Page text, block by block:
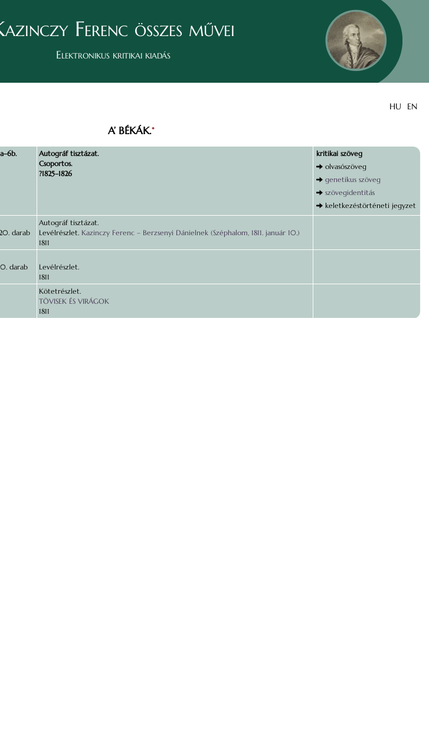
Ferenc összes művei
Elektronikus kritikai kiadás
HU EN
A’ BÉKÁK.*
Autográf tisztázat.
Csoportos.
?1825–1826
kritikai szöveg
olvasószöveg
genetikus szöveg
szövegidentitás
keletkezéstörténeti jegyzet
darab
Autográf tisztázat.
Levélrészlet. Kazinczy Ferenc – Berzsenyi Dánielnek (Széphalom, 1811. január 10.)
1811
darab
Levélrészlet.
1811
Kötetrészlet.
TÖVISEK ÉS VIRÁGOK
1811